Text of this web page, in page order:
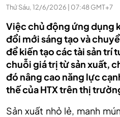
Thứ Sáu, 12/6/2026 | 07:48 GMT+7
Việc chủ động ứng dụng
đổi mới sáng tạo và
để kiến tạo các tài sản trí
chuỗi giá trị từ sản xuất,
đó nâng cao năng lực
thế của HTX trên thị
Sản xuất nhỏ lẻ, manh